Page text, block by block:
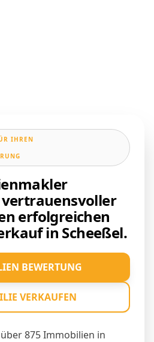
IHREN
vertrauensvoller
erfolgreichen
in Scheeßel.
875 Immobilien in
BEWERTUNG
VERKAUFEN